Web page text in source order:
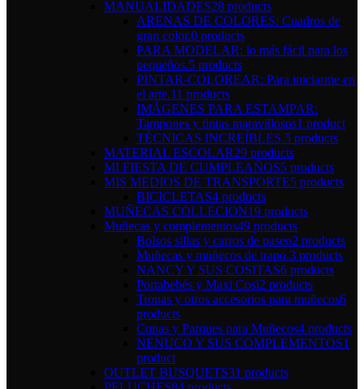
MANUALIDADES28 products
ARENAS DE COLORES: Cuadros de
gran color.0 products
PARA MODELAR: lo más fácil para los
pequeños.5 products
PINTAR-COLOREAR: Para iniciarme en
el arte.11 products
IMÁGENES PARA ESTAMPAR:
Tampones y tintas maravillosos1 product
TÉCNICAS INCREÍBLES.5 products
MATERIAL ESCOLAR29 products
MI FIESTA DE CUMPLEAÑOS5 products
MIS MEDIOS DE TRANSPORTE5 products
BICICLETAS4 products
MUÑECAS COLLECION19 products
Muñecas y complementos49 products
Bolsos sillas y carros de paseo2 products
Muñecas y muñecos de trapo.3 products
NANCY Y SUS COSITAS6 products
Portabebés y Maxi Cosi2 products
Tronas y otros accesorios para muñecos6
products
Cunas y Parques para Muñecos4 products
NENUCO Y SUS COMPLEMENTOS1
product
OUTLET BUSQUETS31 products